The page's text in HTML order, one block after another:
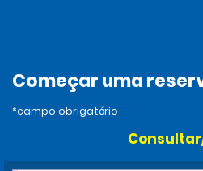
Começar uma
*campo obrigatório